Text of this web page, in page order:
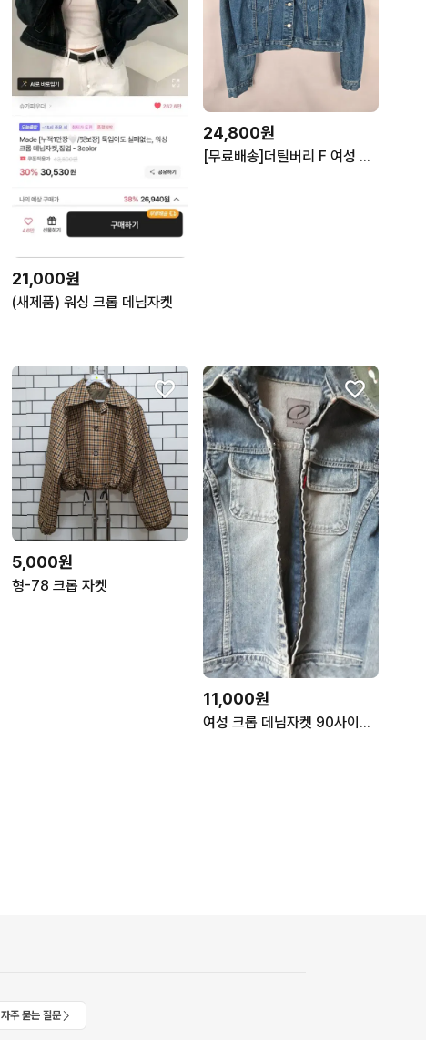
21,000원
(새제품) 워싱 크롭 데님자켓
24,800원
[무료배송]더틸버리 F 여성 브이넥 퍼프소매 데님 청 숏 자켓
5,000원
형-78 크롭 자켓
11,000원
여성 크롭 데님자켓 90사이즈입니다
자주 묻는 질문